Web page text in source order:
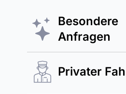
Besondere
Anfragen
Privater